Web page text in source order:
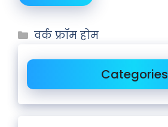
वर्क फ्रॉम होम
Categories